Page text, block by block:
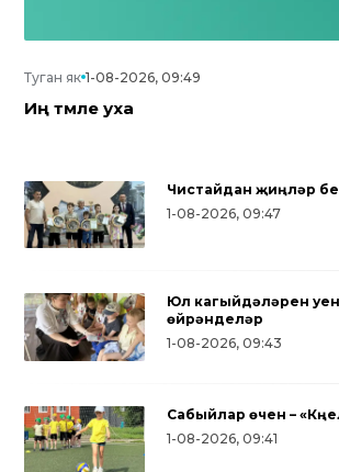
Туган як 1-08-2026, 09:49
Иң тәмле уха
Чистайдан җиңүләр
1-08-2026, 09:47
Юл кагыйдәләрен
өйрәнделәр
1-08-2026, 09:43
Сабыйлар өчен –
1-08-2026, 09:41